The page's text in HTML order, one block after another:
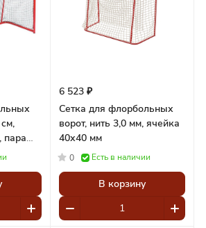
пара
6 523 ₽
Сетка для флорбольных
ворот, нить 3,0 мм, ячейка
40х40 мм
0 Есть в наличии
В корзину